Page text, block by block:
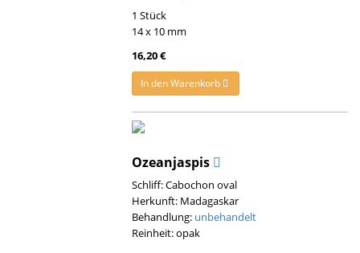
1 Stück
14 x 10 mm
16,20 €
In den Warenkorb
Ozeanjaspis
Schliff: Cabochon oval
Herkunft: Madagaskar
Behandlung: unbehandelt
Reinheit: opak